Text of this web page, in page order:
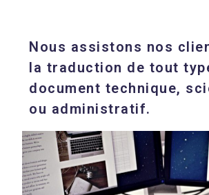
Nous assistons nos
la traduction de tout
document technique,
ou administratif.